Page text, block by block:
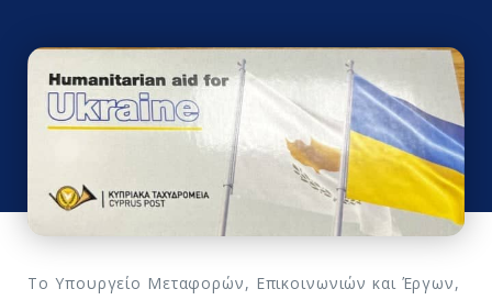
Το Υπουργείο Μεταφορών, Επικοινωνιών και Έργων,